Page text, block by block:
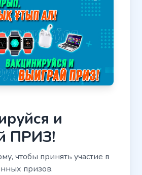
и
ПРИЗ!
чтобы принять участие в
призов.